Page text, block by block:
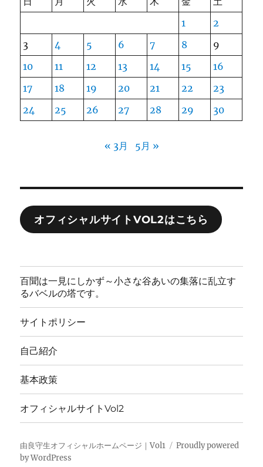
1
2
3
4 5 6 7 8
9
10
11 12 13 14 15
16
17
18 19 20 21 22
23
24
25 26 27 28 29 30
« 3月 5月 »
オフィシャルサイトVOL2はこちら
百聞は一見にしかず～小さな谷あいの集落に乱立す
るバベルの塔です。
サイトポリシー
自己紹介
基本政策
オフィシャルサイトVol2
由良守生オフィシャルホームページ｜Vol1
Proudly powered
by WordPress